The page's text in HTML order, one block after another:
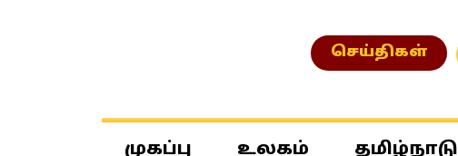
செய்திகள்
முகப்பு உலகம் தமிழ்நாடு